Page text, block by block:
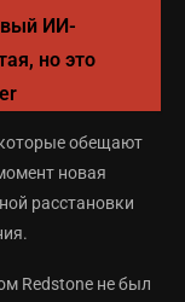
ИИ-
но это
обещают
новая
расстановки
Redstone не был